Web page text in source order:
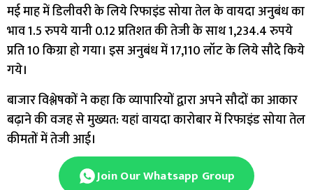
मई माह में डिलीवरी के लिये रिफाइंड सोया तेल के वायदा अनुबंध का
भाव 1.5 रुपये यानी 0.12 प्रतिशत की तेजी के साथ 1,234.4 रुपये
प्रति 10 किग्रा हो गया। इस अनुबंध में 17,110 लॉट के लिये सौदे किये
गये।
बाजार विश्लेषकों ने कहा कि व्यापारियों द्वारा अपने सौदों का आकार
बढ़ाने की वजह से मुख्यत: यहां वायदा कारोबार में रिफाइंड सोया तेल
कीमतों में तेजी आई।
Join Our Whatsapp Group